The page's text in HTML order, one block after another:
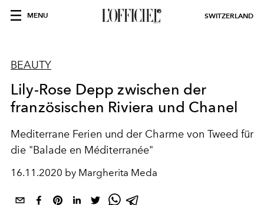
MENU SWITZERLAND
BEAUTY
Lily-Rose Depp zwischen der
französischen Riviera und Chanel
Mediterrane Ferien und der Charme von Tweed für
die "Balade en Méditerranée"
16.11.2020 by Margherita Meda